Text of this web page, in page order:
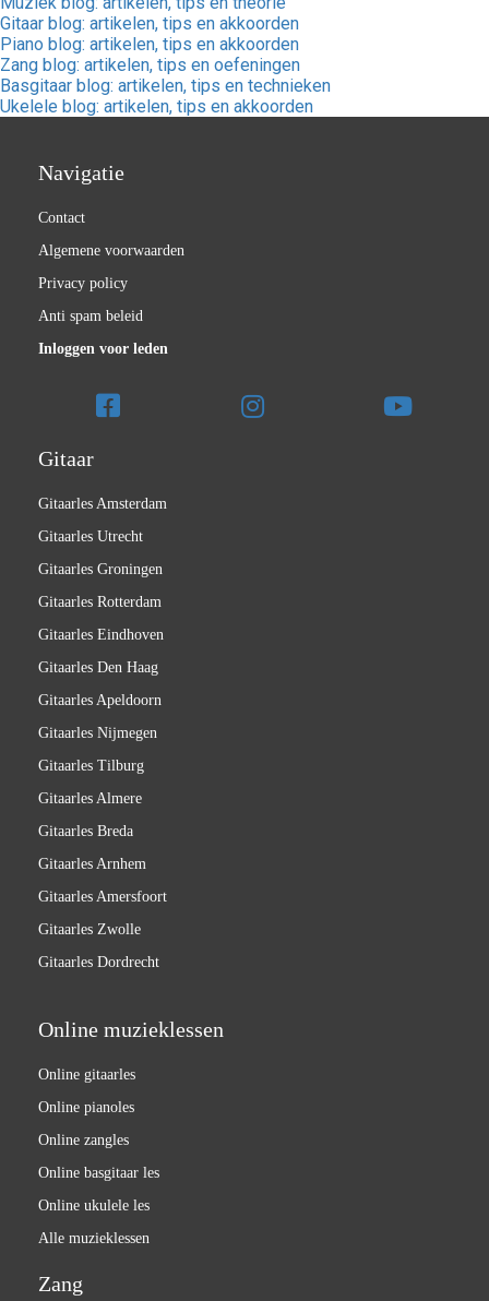
Gitaar blog: artikelen, tips en akkoorden
Piano blog: artikelen, tips en akkoorden
Zang blog: artikelen, tips en oefeningen
Basgitaar blog: artikelen, tips en technieken
Ukelele blog: artikelen, tips en akkoorden
Navigatie
Contact
Algemene voorwaarden
Privacy policy
Anti spam beleid
Inloggen voor leden
Gitaar
Gitaarles Amsterdam
Gitaarles Utrecht
Gitaarles Groningen
Gitaarles Rotterdam
Gitaarles Eindhoven
Gitaarles Den Haag
Gitaarles Apeldoorn
Gitaarles Nijmegen
Gitaarles Tilburg
Gitaarles Almere
Gitaarles Breda
Gitaarles Arnhem
Gitaarles Amersfoort
Gitaarles Zwolle
Gitaarles Dordrecht
Online muzieklessen
Online gitaarles
Online pianoles
Online zangles
Online basgitaar les
Online ukulele les
Alle muzieklessen
Zang